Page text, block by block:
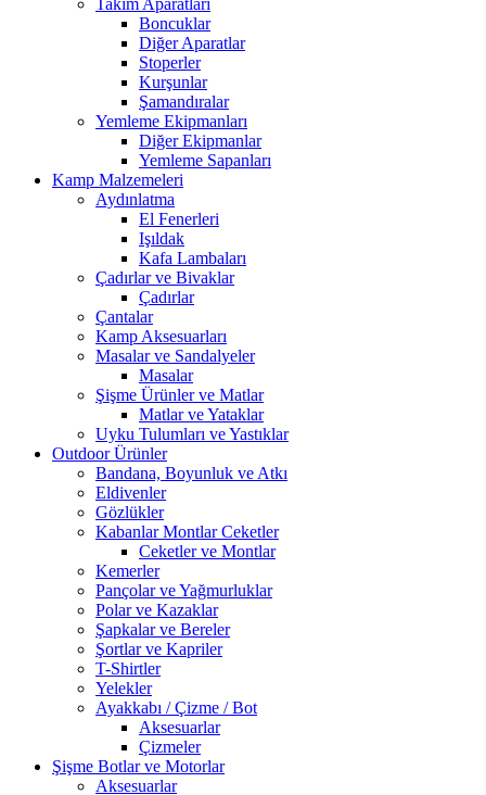
Takım Aparatları
Boncuklar
Diğer Aparatlar
Stoperler
Kurşunlar
Şamandıralar
Yemleme Ekipmanları
Diğer Ekipmanlar
Yemleme Sapanları
Kamp Malzemeleri
Aydınlatma
El Fenerleri
Işıldak
Kafa Lambaları
Çadırlar ve Bivaklar
Çadırlar
Çantalar
Kamp Aksesuarları
Masalar ve Sandalyeler
Masalar
Şişme Ürünler ve Matlar
Matlar ve Yataklar
Uyku Tulumları ve Yastıklar
Outdoor Ürünler
Bandana, Boyunluk ve Atkı
Eldivenler
Gözlükler
Kabanlar Montlar Ceketler
Ceketler ve Montlar
Kemerler
Pançolar ve Yağmurluklar
Polar ve Kazaklar
Şapkalar ve Bereler
Şortlar ve Kapriler
T-Shirtler
Yelekler
Ayakkabı / Çizme / Bot
Aksesuarlar
Çizmeler
Şişme Botlar ve Motorlar
Aksesuarlar